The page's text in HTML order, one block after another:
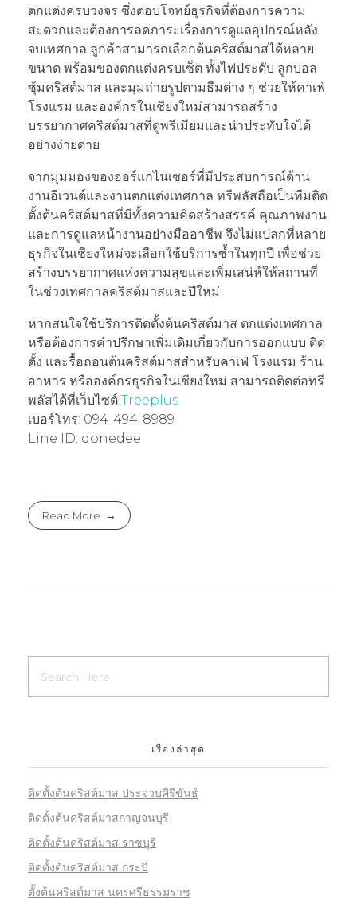
ตกแต่งครบวงจร ซึ่งตอบโจทย์ธุรกิจที่ต้องการความ
สะดวกและต้องการลดภาระเรื่องการดูแลอุปกรณ์หลัง
จบเทศกาล ลูกค้าสามารถเลือกต้นคริสต์มาสได้หลาย
ขนาด พร้อมของตกแต่งครบเซ็ต ทั้งไฟประดับ ลูกบอล
ซุ้มคริสต์มาส และมุมถ่ายรูปตามธีมต่าง ๆ ช่วยให้คาเฟ่
โรงแรม และองค์กรในเชียงใหม่สามารถสร้าง
บรรยากาศคริสต์มาสที่ดูพรีเมียมและน่าประทับใจได้
อย่างง่ายดาย
จากมุมมองของออร์แกไนเซอร์ที่มีประสบการณ์ด้าน
งานอีเวนต์และงานตกแต่งเทศกาล ทรีพลัสถือเป็นทีมติด
ตั้งต้นคริสต์มาสที่มีทั้งความคิดสร้างสรรค์ คุณภาพงาน
และการดูแลหน้างานอย่างมืออาชีพ จึงไม่แปลกที่หลาย
ธุรกิจในเชียงใหม่จะเลือกใช้บริการซ้ำในทุกปี เพื่อช่วย
สร้างบรรยากาศแห่งความสุขและเพิ่มเสน่ห์ให้สถานที่
ในช่วงเทศกาลคริสต์มาสและปีใหม่
หากสนใจใช้บริการติดตั้งต้นคริสต์มาส ตกแต่งเทศกาล
หรือต้องการคำปรึกษาเพิ่มเติมเกี่ยวกับการออกแบบ ติด
ตั้ง และรื้อถอนต้นคริสต์มาสสำหรับคาเฟ่ โรงแรม ร้าน
อาหาร หรือองค์กรธุรกิจในเชียงใหม่ สามารถติดต่อทรี
พลัสได้ที่เว็บไซต์ Treeplus
เบอร์โทร: 094-494-8989
Line ID: donedee
Read More
เรื่องล่าสุด
ติดตั้งต้นคริสต์มาส ประจวบคีรีขันธ์
ติดตั้งต้นคริสต์มาสกาญจนบุรี
ติดตั้งต้นคริสต์มาส ราชบุรี
ติดตั้งต้นคริสต์มาส กระบี่
ตั้งต้นคริสต์มาส นครศรีธรรมราช